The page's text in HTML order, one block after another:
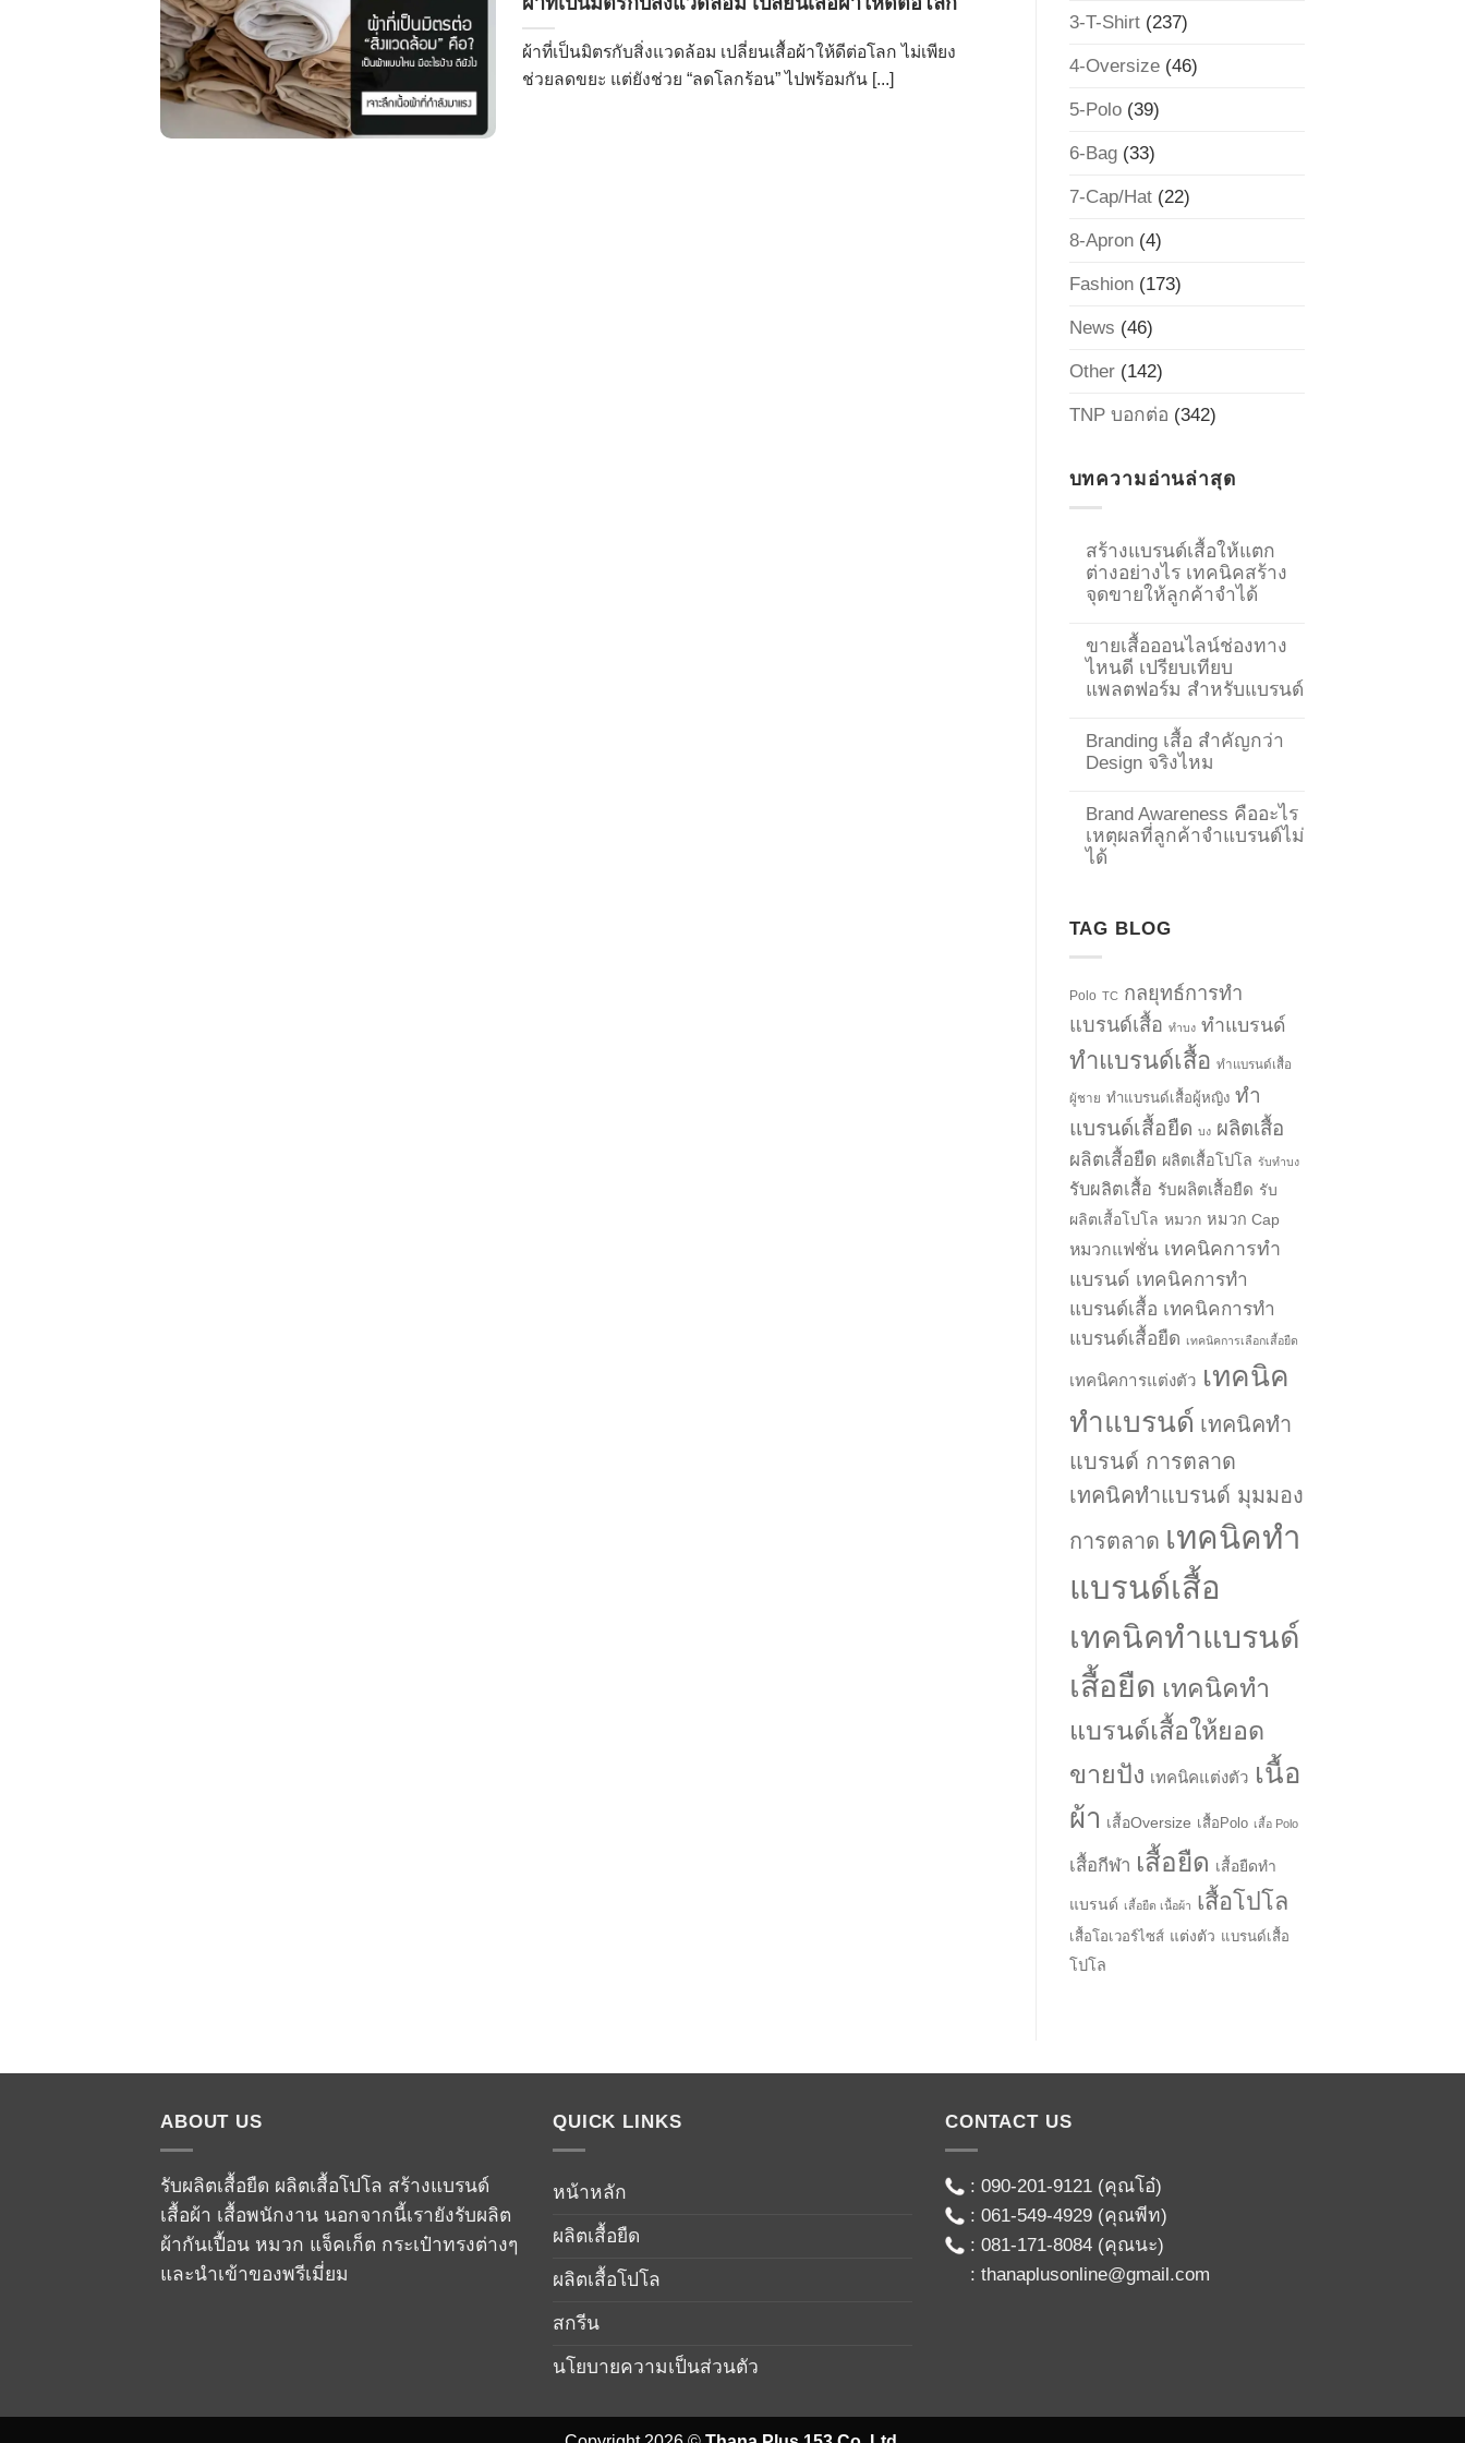
ผ้าที่เป็นมิตรกับสิ่งแวดล้อม เปลี่ยนเสื้อผ้าให้ดีต่อโลก ไม่เพียง
ช่วยลดขยะ แต่ยังช่วย “ลดโลกร้อน” ไปพร้อมกัน [...]
3-T-Shirt(237)
4-Oversize(46)
5-Polo(39)
6-Bag(33)
7-Cap/Hat(22)
8-Apron(4)
Fashion(173)
News (46)
Other(142)
TNP บอกต่อ (342)
บทความอ่านล่าสุด
สร้างแบรนด์เสื้อให้แตก
ต่างอย่างไร เทคนิคสร้าง
จุดขายให้ลูกค้าจำได้
ขายเสื้อออนไลน์ช่องทาง
ไหนดี เปรียบเทียบ
แพลตฟอร์ม สำหรับแบรนด์
Branding เสื้อ สำคัญกว่า
Design จริงไหม
Brand Awareness คืออะไร
เหตุผลที่ลูกค้าจำแบรนด์ไม่
ได้
TAG BLOG
Polo TC กลยุทธ์การทำ
แบรนด์เสื้อ ทำบง ทำแบรนด์
ทำแบรนด์เสื้อ ทำแบรนด์เสื้อ
ผู้ชาย ทำแบรนด์เสื้อผู้หญิง ทำ
แบรนด์เสื้อยืด บง ผลิตเสื้อ
ผลิตเสื้อยืด ผลิตเสื้อโปโล รับทำบง
รับผลิตเสื้อ รับผลิตเสื้อยืด รับ
ผลิตเสื้อโปโล หมวก หมวก Cap
หมวกแฟชั่น เทคนิคการทำ
แบรนด์ เทคนิคการทำ
แบรนด์เสื้อ เทคนิคการทำ
แบรนด์เสื้อยืด เทคนิคการเลือกเสื้อยืด
เทคนิคการแต่งตัว เทคนิค
ทำแบรนด์ เทคนิคทำ
แบรนด์ การตลาด
เทคนิคทำแบรนด์ มุมมอง
การตลาด เทคนิคทำ
แบรนด์เสื้อ
เทคนิคทำแบรนด์
เสื้อยืด เทคนิคทำ
แบรนด์เสื้อให้ยอด
ขายปัง เทคนิคแต่งตัว เนื้อ
ผ้า เสื้อOversize เสื้อPolo เสื้อ Polo
เสื้อกีฬา เสื้อยืด เสื้อยืดทำ
แบรนด์ เสื้อยืด เนื้อผ้า เสื้อโปโล
เสื้อโอเวอร์ไซส์ แต่งตัว แบรนด์เสื้อ
โปโล
ABOUT US
รับผลิตเสื้อยืด ผลิตเสื้อโปโล สร้างแบรนด์
เสื้อผ้า เสื้อพนักงาน นอกจากนี้เรายังรับผลิต
ผ้ากันเปื้อน หมวก แจ็คเก็ต กระเป๋าทรงต่างๆ
และนำเข้าของพรีเมี่ยม
QUICK LINKS
หน้าหลัก
ผลิตเสื้อยืด
ผลิตเสื้อโปโล
สกรีน
นโยบายความเป็นส่วนตัว
CONTACT US
: 090-201-9121(คุณโอ๋)
: 061-549-4929(คุณพีท)
: 081-171-8084(คุณนะ)
: thanaplusonline@gmail.com